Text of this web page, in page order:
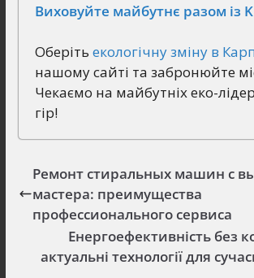
Виховуйте майбутнє разом із
Оберіть екологічну зміну в
нашому сайті та забронюйте
Чекаємо на майбутніх еко-
гір!
Ремонт стиральных машин с
мастера: преимущества
профессионального сервиса
Енергоефективність без
актуальні технології для